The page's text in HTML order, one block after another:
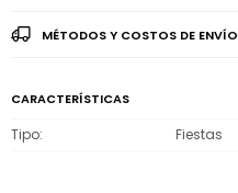
MÉTODOS Y COSTOS DE ENVÍO
CARACTERÍSTICAS
Tipo Fiestas